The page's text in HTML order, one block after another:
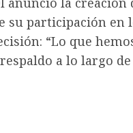
su participación en
“Lo que
a lo largo